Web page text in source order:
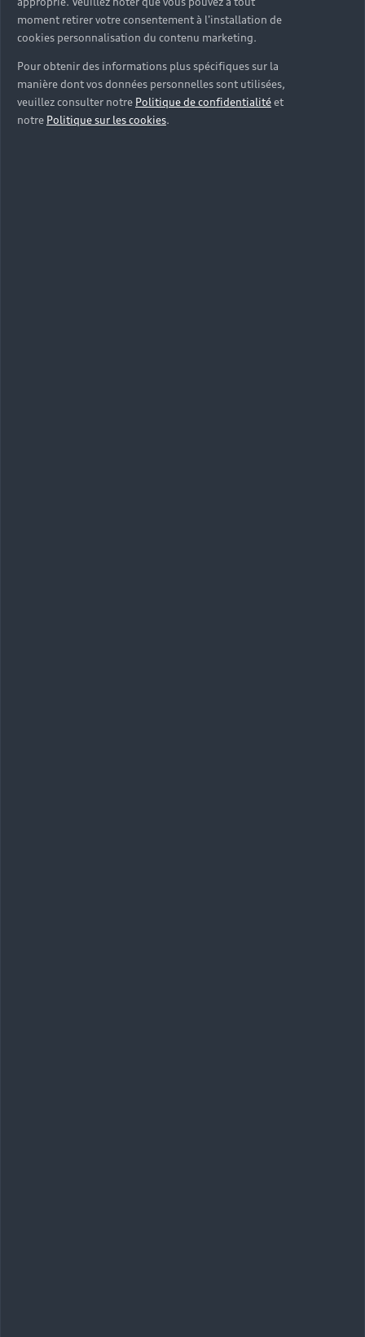
moment retirer votre consentement à l'installation de
cookies personnalisation du contenu marketing.
Pour obtenir des informations plus spécifiques sur la
manière dont vos données personnelles sont utilisées,
veuillez consulter notre Politique de confidentialitéet
notre Politique sur les cookies.